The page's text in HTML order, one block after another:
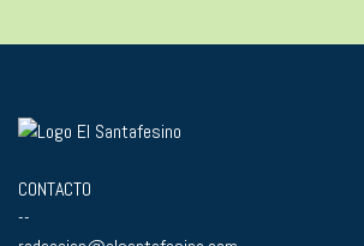
CONTACTO
--